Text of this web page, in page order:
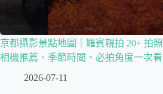
京都攝影景點地圖｜羅賓親拍 20+ 拍
相機推薦、季節時間、必拍角度一次看
2026-07-11